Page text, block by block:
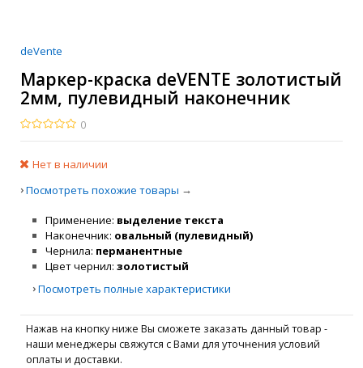
deVente
Маркер-краска deVENTE золотистый
2мм, пулевидный наконечник
0
Нет в наличии
›Посмотреть похожие товары →
Применение выделение текста
Наконечник овальный (пулевидный)
Чернила перманентные
Цвет чернил золотистый
›Посмотреть полные характеристики
Нажав на кнопку ниже Вы сможете заказать данный товар -
наши менеджеры свяжутся с Вами для уточнения условий
оплаты и доставки.